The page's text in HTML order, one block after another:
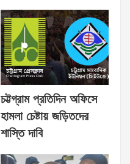
চট্টগ্রাম প্রতিদিন অফিসে
হামলা চেষ্টায় জড়িতদের
শাস্তি দাবি